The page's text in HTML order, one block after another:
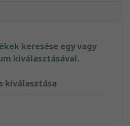
keresése egy vagy
kiválasztásával.
kiválasztása